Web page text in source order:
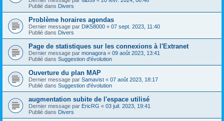
Publié dans Divers
Problème horaires agendas
Dernier message par DiK58000 « 07 sept. 2023, 11:40
Publié dans Divers
Page de statistiques sur les connexions à l'Extranet
Dernier message par monagora « 09 août 2023, 13:41
Publié dans Suggestion d'évolution
Ouverture du plan MAP
Dernier message par Samavist « 07 août 2023, 18:17
Publié dans Suggestion d'évolution
augmentation subite de l'espace utilisé
Dernier message par EricRG « 03 juil. 2023, 19:41
Publié dans Divers